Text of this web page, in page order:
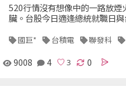
520行情沒有想像中的一路放
臟。台股今日適逢總統就職日
國巨* 台積電 聯發科
9008 4 0